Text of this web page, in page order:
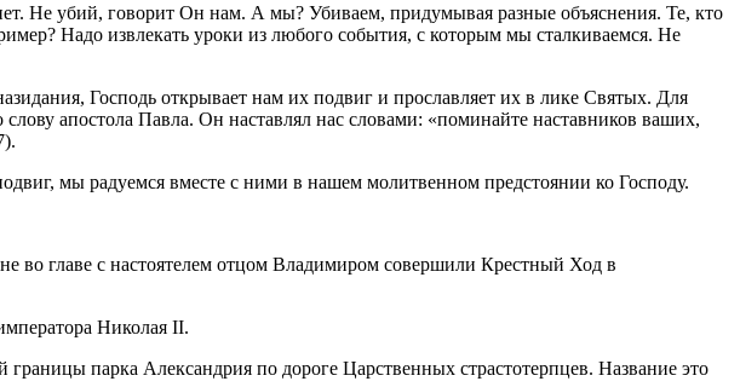
Не убий, говорит Он нам. А мы? Убиваем, придумывая разные объяснения. Те, кто
Надо извлекать уроки из любого события, с которым мы сталкиваемся. Не
Господь открывает нам их подвиг и прославляет их в лике Святых. Для
апостола Павла. Он наставлял нас словами: «поминайте наставников ваших,
мы радуемся вместе с ними в нашем молитвенном предстоянии ко Господу.
во главе с настоятелем отцом Владимиром совершили Крестный Ход в
Николая II.
парка Александрия по дороге Царственных страстотерпцев. Название это